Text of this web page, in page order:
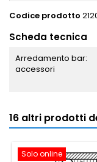
Codice prodotto
Scheda tecnica
Arredamento bar:
accessori
16 altri prodotti
Solo online